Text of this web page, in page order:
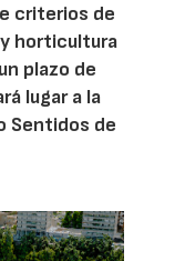
criterios de
horticultura
plazo de
lugar a la
Sentidos de